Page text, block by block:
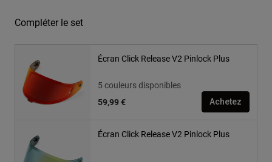
Compléter le set
Écran Click Release V2 Pinlock Plus
5 couleurs disponibles
59,99 €
Achetez
Écran Click Release V2 Pinlock Plus